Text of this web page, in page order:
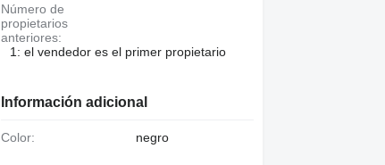
Número de
propietarios
anteriores:
1: el vendedor es el primer propietario
Información adicional
Color: negro